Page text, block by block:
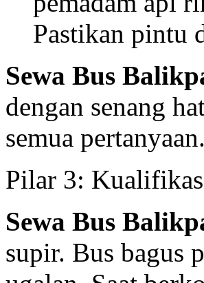
Pastikan pintu
Sewa Bus
dengan senang
semua pertanyaan.
Pilar 3:
Sewa Bus
supir. Bus bagus